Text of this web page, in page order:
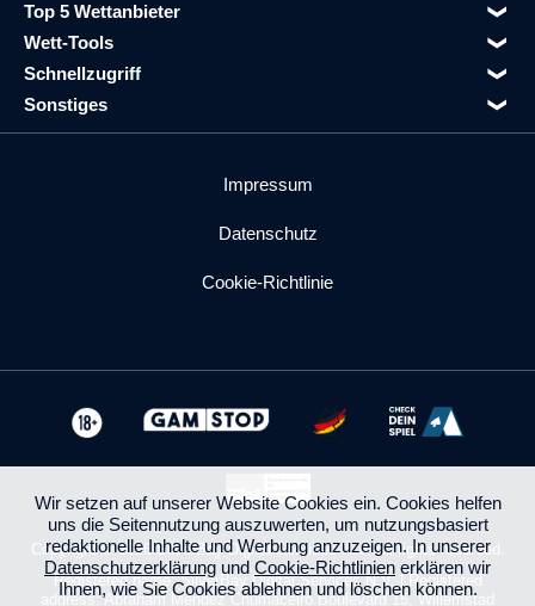
Top 5 Wettanbieter
Wett-Tools
Schnellzugriff
Sonstiges
Impressum
Datenschutz
Cookie-Richtlinie
Copyright © 2026 SilverBay Digital Services N.V. All rights reserved.
Registered name: SilverBay Digital Services N.V. | Registered
address: Abraham Mendez Chumaceiro Boulevard 15, Willemstad
Wir setzen auf unserer Website Cookies ein. Cookies helfen
uns die Seitennutzung auszuwerten, um nutzungsbasiert
redaktionelle Inhalte und Werbung anzuzeigen. In unserer
Datenschutzerklärung und Cookie-Richtlinien erklären wir
Ihnen, wie Sie Cookies ablehnen und löschen können.